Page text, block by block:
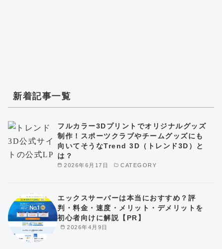
新着記事一覧
2026年6月17日 CATEGORY
フルカラー3Dプリントでオリジナルグッズ
制作！スポーツクラブやチームグッズにも
向いてそうなTrend 3D（トレンド3D）と
は？
2026年4月9日
エックスサーバーは本当におすすめ？評
判・料金・速度・メリット・デメリットを
初心者向けに解説【PR】